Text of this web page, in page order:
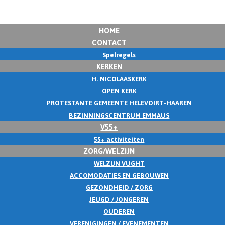
HOME
CONTACT
Spelregels
KERKEN
H. NICOLAASKERK
OPEN KERK
PROTESTANTE GEMEENTE HELEVOIRT-HAAREN
BEZINNINGSCENTRUM EMMAUS
V55+
55+ activiteiten
ZORG/WELZIJN
WELZIJN VUGHT
ACCOMODATIES EN GEBOUWEN
GEZONDHEID / ZORG
JEUGD / JONGEREN
OUDEREN